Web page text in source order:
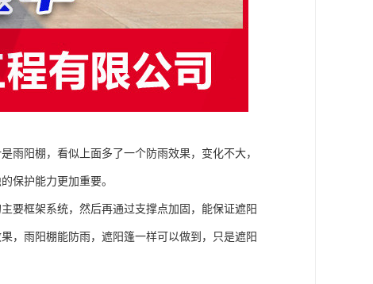
雨阳棚，看似上面多了一个防雨效果，变化不大，
保护能力更加重要。
要框架系统，然后再通过支撑点加固，能保证遮阳
，雨阳棚能防雨，遮阳篷一样可以做到，只是遮阳